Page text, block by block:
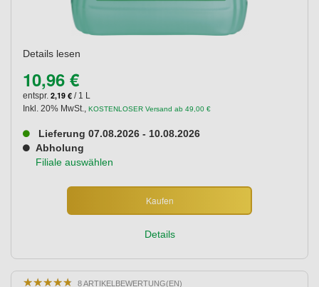
Details lesen
10,96 €
entspr. 2,19 € / 1 L
Inkl. 20% MwSt., KOSTENLOSER Versand ab 49,00 €
Lieferung 07.08.2026 - 10.08.2026
Abholung
Filiale auswählen
Kaufen
Details
★★★★★
★★★★★ 8 ARTIKELBEWERTUNG(EN)